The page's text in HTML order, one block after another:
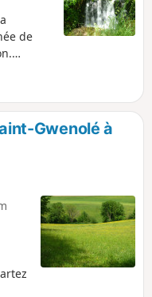
de
de la
Gwenolé à